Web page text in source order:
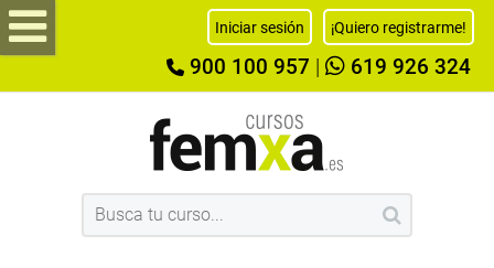
Iniciar sesión ¡Quiero registrarme!
900 100 957 619 926 324